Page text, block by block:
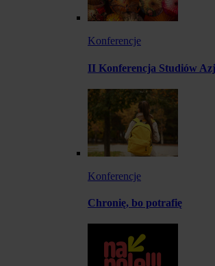
Konferencje
II Konferencja Studiów
Konferencje
Chronię, bo potrafię